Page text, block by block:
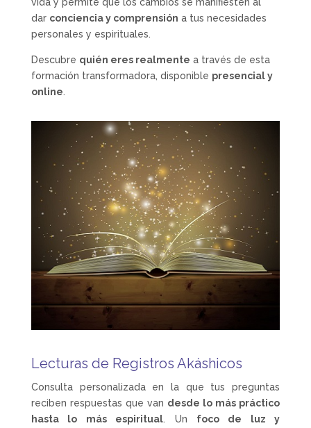
dar conciencia y comprensión a tus necesidades
personales y espirituales.
Descubre quién eres realmente a través de esta
formación transformadora, disponible presencial y
online.
Lecturas de Registros Akáshicos
Consulta personalizada en la que tus preguntas
reciben respuestas que van desde lo más práctico
hasta lo más espiritual. Un foco de luz y